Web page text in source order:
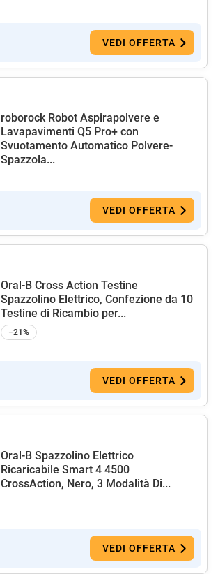
VEDI OFFERTA
roborock Robot Aspirapolvere e
Lavapavimenti Q5 Pro+ con
Svuotamento Automatico Polvere-
Spazzola...
VEDI OFFERTA
Oral-B Cross Action Testine
Spazzolino Elettrico, Confezione da 10
Testine di Ricambio per...
−21%
VEDI OFFERTA
Oral-B Spazzolino Elettrico
Ricaricabile Smart 4 4500
CrossAction, Nero, 3 Modalità Di...
VEDI OFFERTA